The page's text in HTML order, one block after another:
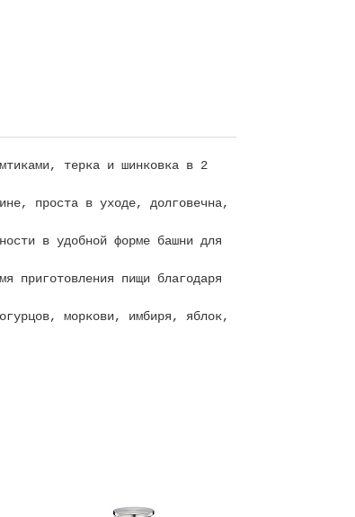
терка и шинковка в 2
проста в уходе, долговечна,
в удобной форме башни для
приготовления пищи благодаря
моркови, имбиря, яблок,